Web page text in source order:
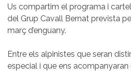
Us compartim el programa i
del Grup Cavall Bernat prevista
març d’enguany.
Entre els alpinistes que seran
especial i que ens acompanyaran